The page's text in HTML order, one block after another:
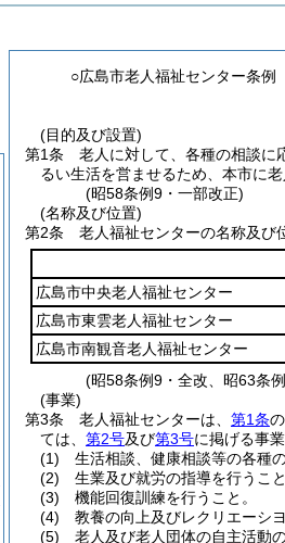
○広島市老人福祉センター条例
(目的及び設置)
第1条
老人に対して、各種の相談に
るい生活を営ませるため、本市に
(昭58条例9・一部改正)
(名称及び位置)
第2条
老人福祉センターの名称及び
広島市中央老人福祉センター
広島市東雲老人福祉センター
広島市南観音老人福祉センター
(昭58条例9・全改、昭63条
(事業)
第3条
老人福祉センターは、 第1条
ては、 第2号及び第3号に掲げる事
(1)
生活相談、健康相談等の各種
(2)
生業及び就労の指導を行うこと
(3)
機能回復訓練を行うこと。
(4)
教養の向上及びレクリエーシ
(5)
老人及び老人団体の自主活動